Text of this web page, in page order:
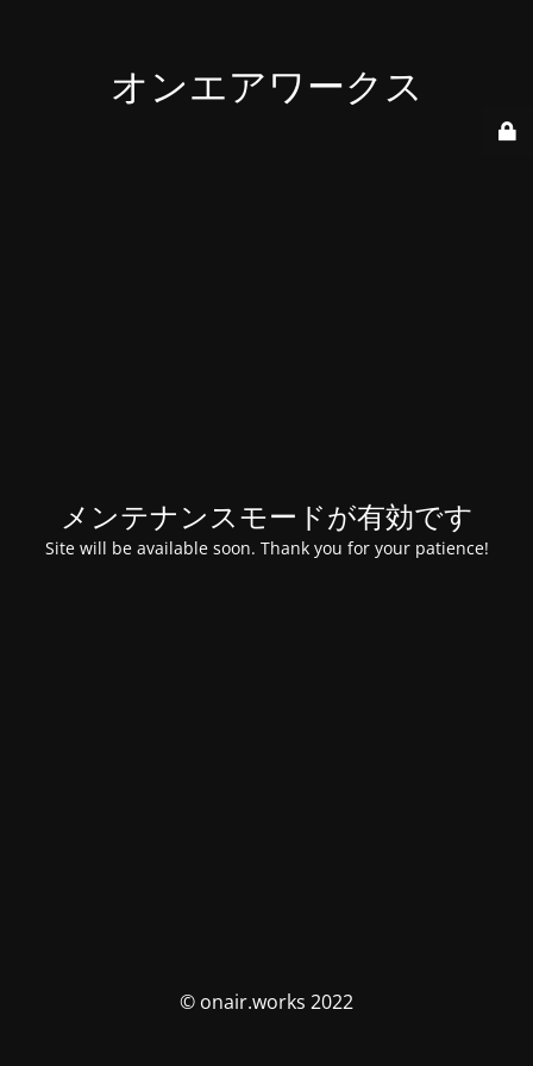
オンエアワークス
メンテナンスモードが有効です
Site will be available soon. Thank you for your patience!
© onair.works 2022